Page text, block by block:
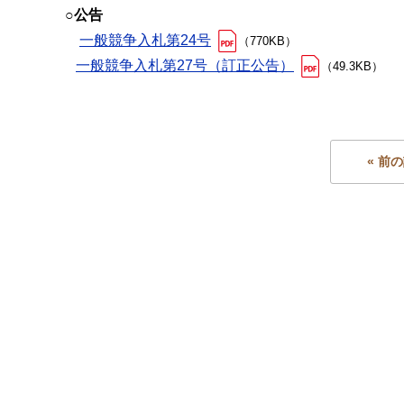
○公告
一般競争入札第24号
（770KB）
一般競争入札第27号（訂正公告） （49.3KB）
« 前